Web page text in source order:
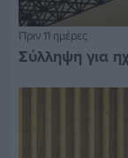
Πριν 11 ημέρες
Σύλληψη για